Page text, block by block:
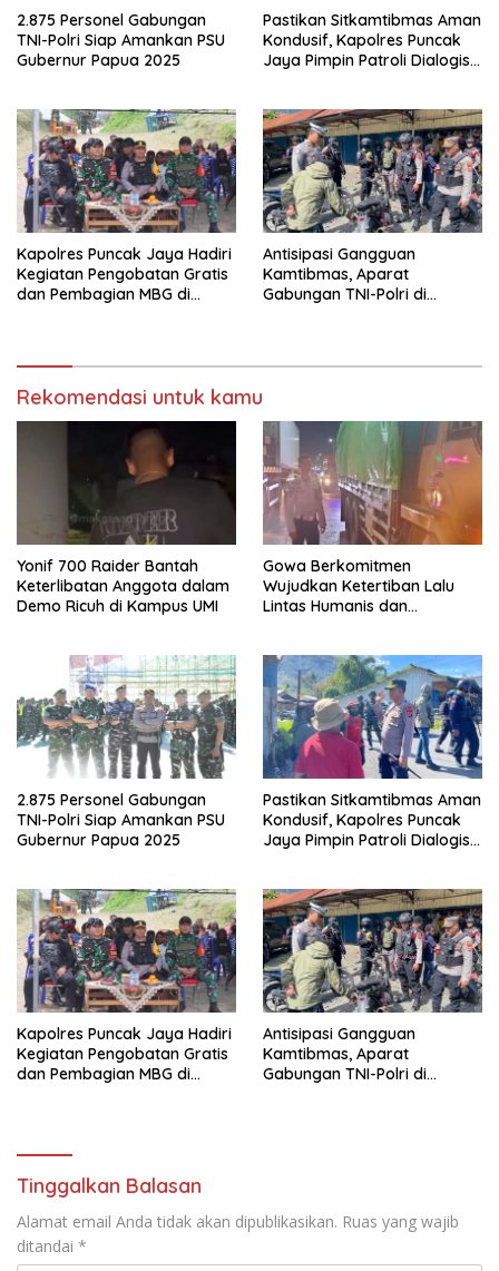
2.875 Personel Gabungan
TNI-Polri Siap Amankan PSU
Gubernur Papua 2025
Pastikan Sitkamtibmas Aman
Kondusif, Kapolres Puncak
Jaya Pimpin Patroli Dialogis
Kapolres Puncak Jaya Hadiri
Kegiatan Pengobatan Gratis
dan Pembagian MBG di
Antisipasi Gangguan
Kamtibmas, Aparat
Gabungan TNI-Polri di
Rekomendasi untuk kamu
Yonif 700 Raider Bantah
Keterlibatan Anggota dalam
Demo Ricuh di Kampus UMI
Gowa Berkomitmen
Wujudkan Ketertiban Lalu
Lintas Humanis dan
2.875 Personel Gabungan
TNI-Polri Siap Amankan PSU
Gubernur Papua 2025
Pastikan Sitkamtibmas Aman
Kondusif, Kapolres Puncak
Jaya Pimpin Patroli Dialogis
Kapolres Puncak Jaya Hadiri
Kegiatan Pengobatan Gratis
dan Pembagian MBG di
Antisipasi Gangguan
Kamtibmas, Aparat
Gabungan TNI-Polri di
Tinggalkan Balasan
Alamat email Anda tidak akan dipublikasikan. Ruas yang wajib
ditandai *